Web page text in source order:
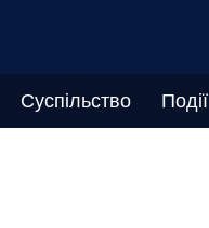
Суспільство Події